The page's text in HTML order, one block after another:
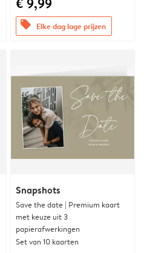
offers Elke dag lage prijzen
Snapshots
Save the date | Premium kaart
met keuze uit 3
papierafwerkingen
Set van 10 kaarten